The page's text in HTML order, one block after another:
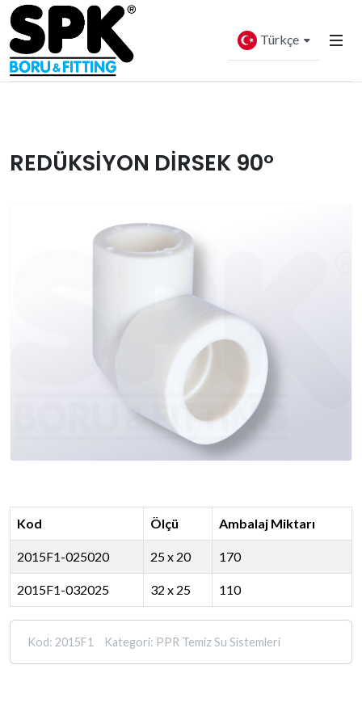
Türkçe
REDÜKSİYON DİRSEK 90°
Kod Ölçü Ambalaj Miktarı
2015F1-025020 25 x 20 170
2015F1-032025 32 x 25 110
Kod: 2015F1 Kategori: PPR Temiz Su Sistemleri